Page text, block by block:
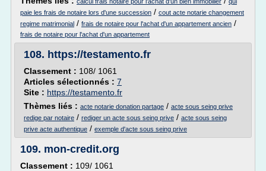
paie les frais de notaire lors d'une succession / cout acte notarie changement
regime matrimonial / frais de notaire pour l'achat d'un appartement ancien /
frais de notaire pour l'achat d'un appartement
108. https://testamento.fr
Classement : 108/ 1061
Articles sélectionnés : 7
Site : https://testamento.fr
Thèmes liés : acte notarie donation partage / acte sous seing prive
redige par notaire / rediger un acte sous seing prive / acte sous seing
prive acte authentique / exemple d'acte sous seing prive
109. mon-credit.org
Classement : 109/ 1061